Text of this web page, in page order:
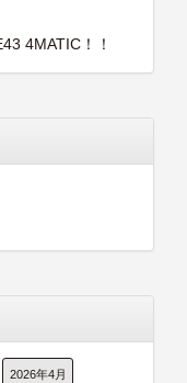
4MATIC！！
2026年4月